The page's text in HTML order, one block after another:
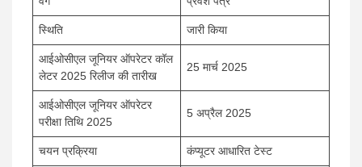
स्थिति जारी किया
आईओसीएल जूनियर ऑपरेटर कॉल
लेटर 2025 रिलीज की तारीख
25 मार्च 2025
आईओसीएल जूनियर ऑपरेटर
परीक्षा तिथि 2025
5 अप्रैल 2025
चयन प्रक्रिया कंप्यूटर आधारित टेस्ट